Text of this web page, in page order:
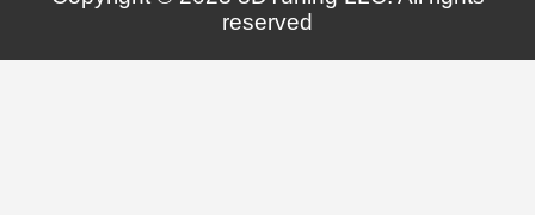
reserved